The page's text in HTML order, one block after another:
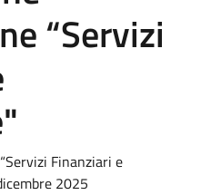
“Servizi
Finanziari e
2025